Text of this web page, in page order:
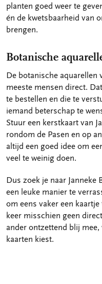
planten goed weer te
én de kwetsbaarheid van
brengen.
Botanische
De botanische aquarellen
meeste mensen direct.
te bestellen en die te
iemand beterschap te
Stuur een kerstkaart van
rondom de Pasen en op
altijd een goed idee om
veel te weinig doen.
Dus zoek je naar
een leuke manier te
om eens vaker een
keer misschien geen
ander ontzettend blij
kaarten kiest.